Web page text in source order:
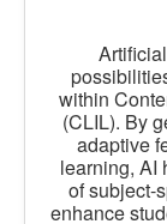
within
(CLIL). By
adaptive
learning, AI
of subject-
enhance